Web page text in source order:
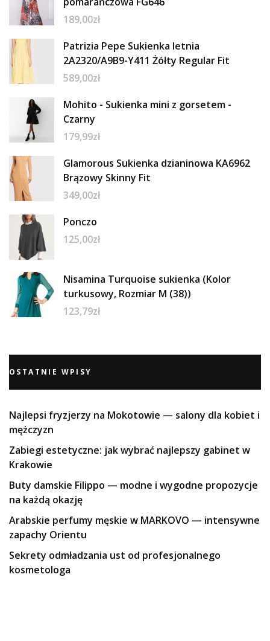
189,00zł
Patrizia Pepe Sukienka letnia
2A2320/A9B9-Y411 Żółty Regular Fit
589,00zł
Mohito - Sukienka mini z gorsetem -
Czarny
179,99zł
Glamorous Sukienka dzianinowa KA6962
Brązowy Skinny Fit
349,00zł
Ponczo
125,00zł
Nisamina Turquoise sukienka (Kolor
turkusowy, Rozmiar M (38))
123,79zł
OSTATNIE WPISY
Najlepsi fryzjerzy na Mokotowie — salony dla kobiet i
mężczyzn
Zabiegi estetyczne: jak wybrać najlepszy gabinet w
Krakowie
Buty damskie Filippo — modne i wygodne propozycje
na każdą okazję
Arabskie perfumy męskie w MARKOVO — intensywne
zapachy Orientu
Sekrety odmładzania ust od profesjonalnego
kosmetologa